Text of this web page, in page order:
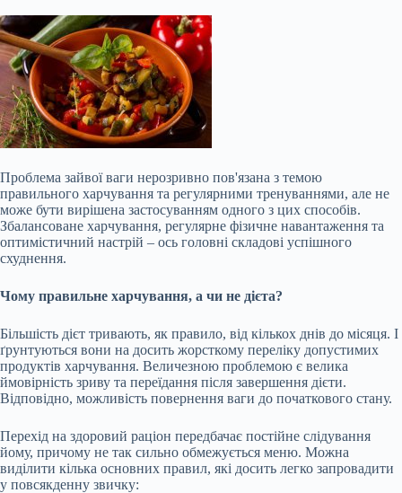
Проблема зайвої ваги нерозривно пов'язана з темою
правильного харчування та регулярними тренуваннями, але не
може бути вирішена застосуванням одного з цих способів.
Збалансоване харчування, регулярне фізичне навантаження та
оптимістичний настрій – ось головні складові успішного
схуднення.
Чому правильне харчування, а чи не дієта?
Більшість дієт тривають, як правило, від кількох днів до місяця. І
ґрунтуються вони на досить жорсткому переліку допустимих
продуктів харчування. Величезною проблемою є велика
ймовірність зриву та переїдання після завершення дієти.
Відповідно, можливість повернення ваги до початкового стану.
Перехід на здоровий раціон передбачає постійне слідування
йому, причому не так сильно обмежується меню. Можна
виділити кілька основних правил, які досить легко запровадити
у повсякденну звичку: